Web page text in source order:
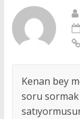
Kenan bey
soru